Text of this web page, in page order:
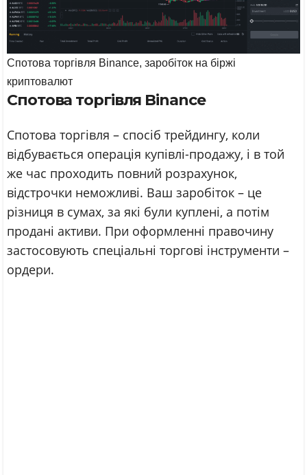
Спотова торгівля Binance, заробіток на біржі
криптовалют
Спотова торгівля Binance
Спотова торгівля – спосіб трейдингу, коли
відбувається операція купівлі-продажу, і в той
же час проходить повний розрахунок,
відстрочки неможливі. Ваш заробіток – це
різниця в сумах, за які були куплені, а потім
продані активи. При оформленні правочину
застосовують спеціальні торгові інструменти –
ордери.